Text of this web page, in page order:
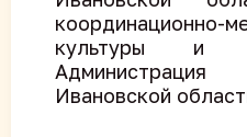
координационно-
культуры и
Ивановской